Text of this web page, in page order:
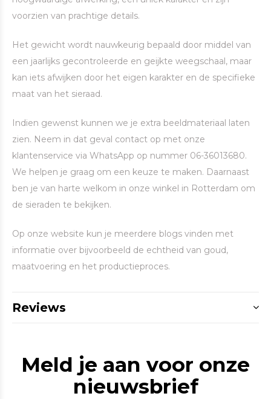
voorzien van prachtige details.
Het gewicht wordt nauwkeurig bepaald door middel van
een jaarlijks gecontroleerde en geijkte weegschaal, maar
kan iets afwijken door het eigen karakter en de specifieke
maat van het sieraad.
Indien gewenst kunnen we je extra beeldmateriaal laten
zien. Neem in dat geval contact op met onze
klantenservice via WhatsApp op nummer 06-36013680.
We helpen je graag om een keuze te maken. Daarnaast
ben je van harte welkom in onze winkel in Rotterdam om
de sieraden te bekijken.
Op onze website kun je meerdere blogs vinden met
informatie over bijvoorbeeld de echtheid van goud,
maatvoering en het productieproces.
Reviews
Meld je aan voor onze
nieuwsbrief